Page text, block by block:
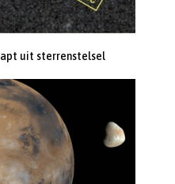
uit sterrenstelsel